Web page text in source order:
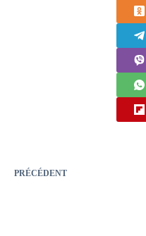
PRÉCÉDENT